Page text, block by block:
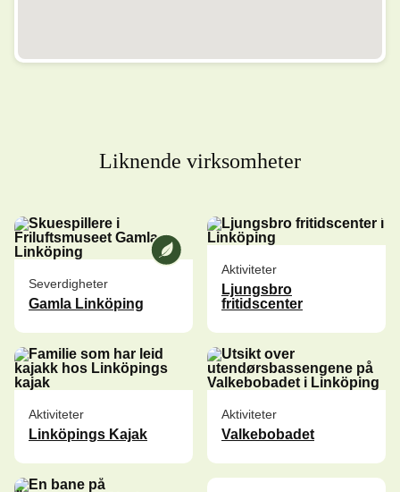
Liknende virksomheter
Vi på [ANAME] er en miljøsikret
Severdigheter
Gamla Linköping
Aktiviteter
Ljungsbro
fritidscenter
Aktiviteter
Linköpings Kajak
Aktiviteter
Valkebobadet